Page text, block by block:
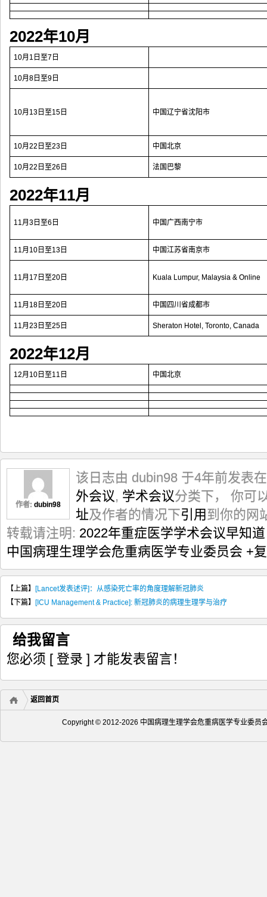
2022年10月
10月1日至7日
10月8日至9日
10月13日至15日 中国辽宁省沈阳市
10月22日至23日 中国北京
10月22日至26日 法国巴黎
2022年11月
11月3日至6日 中国广西南宁市
11月10日至13日 中国江苏省南京市
11月17日至20日 Kuala Lumpur, Malaysia & Online
11月18日至20日 中国四川省成都市
11月23日至25日 Sheraton Hotel, Toronto, Canada
2022年12月
12月10日至11日 中国北京
作者: dubin98
该日志由 dubin98 于4年前发表在
外会议, 学术会议分类下， 你可
址及作者的情况下引用 到你的网
转载请注明: 2022年重症医学学术会议早知
中国病理生理学会危重病医学专业委员会 +
【上篇】
[Lancet发表述评]：从感染死亡率的角度理解新冠肺炎
【下篇】
[ICU Management & Practice]: 新冠肺炎的病理生理学与治疗
给我留言
您必须 [ 登录 ] 才能发表留言！
返回首页
Copyright © 2012-2026 中国病理生理学会危重病医学专业委